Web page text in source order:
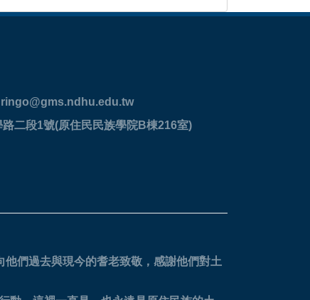
二段1號(原住民民族學院B棟216室)
們過去與現今的耆老致敬，感謝他們對土